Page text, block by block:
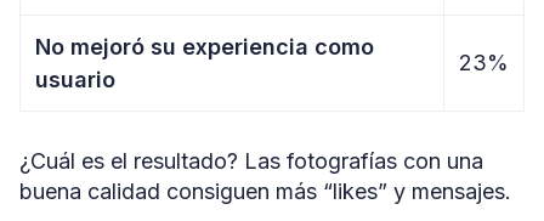
No mejoró su experiencia como
usuario
23%
¿Cuál es el resultado? Las fotografías con una
buena calidad consiguen más “likes” y mensajes.